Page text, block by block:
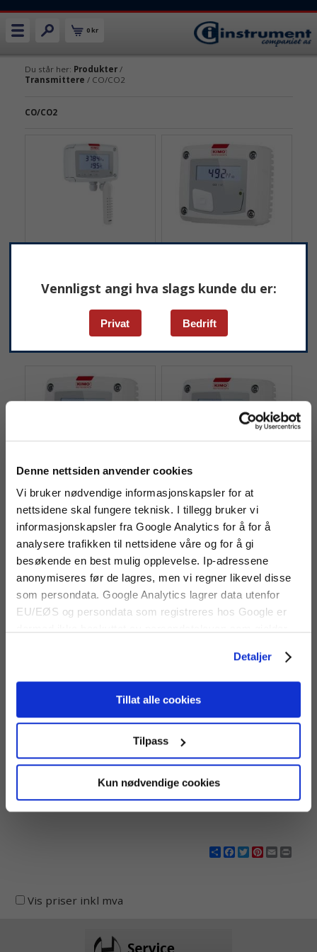
Denne nettsiden anvender cookies
Vi bruker nødvendige informasjonskapsler for at
nettsidene skal fungere teknisk. I tillegg bruker vi
informasjonskapsler fra Google Analytics for å for å
analysere trafikken til nettsidene våre og for å gi
besøkende en best mulig opplevelse. Ip-adressene
anonymiseres før de lagres, men vi regner likevel disse
som persondata. Google Analytics lagrer data utenfor
EU/EØS og persondata som registreres hos Google er
Detaljer
Tillat alle cookies
Tilpass
Kun nødvendige cookies
Vennligst angi hva slags kunde du er:
Privat Bedrift
0 kr
Du står her: Produkter/
Transmittere / CO/CO2
CO/CO2
med måleområde 0 til 5000
KIMO CO112 CO2-
måleområde 0 til 5000 ppm.
KIMO COST CO-
transmitter
CO-transmitter med
måleområde 0 til 500 ppm.
KIMO CO2ST CO2-
transmitter
CO2-transmitter med
måleområde 0 til 5000 ppm.
transmitter
ShareFacebook
Twitter
Pinterest
Email
Vis priser inkl mva